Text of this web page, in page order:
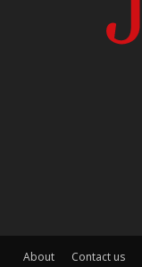
About Contact us